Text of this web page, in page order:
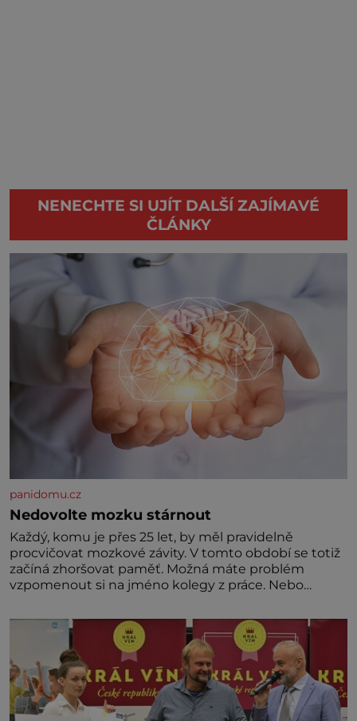
NENECHTE SI UJÍT DALŠÍ ZAJÍMAVÉ
ČLÁNKY
panidomu.cz
Nedovolte mozku stárnout
Každý, komu je přes 25 let, by měl pravidelně
procvičovat mozkové závity. V tomto období se totiž
začíná zhoršovat paměť. Možná máte problém
vzpomenout si na jméno kolegy z práce. Nebo
nedávno přečetli. Je to opravdu tak, s věkem jako
kdyby se paměť rozhodla stávkovat. Cvičte